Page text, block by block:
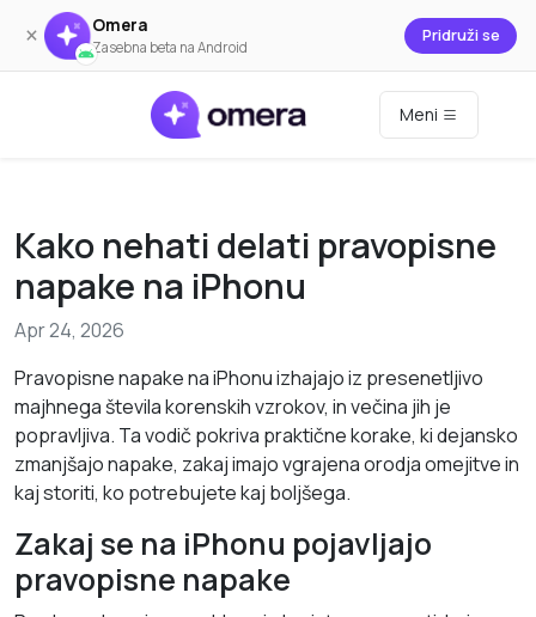
× Omera
Zasebna beta na Android
Pridruži se
Meni
Kako nehati delati pravopisne
napake na iPhonu
Apr 24, 2026
Pravopisne napake na iPhonu izhajajo iz presenetljivo
majhnega števila korenskih vzrokov, in večina jih je
popravljiva. Ta vodič pokriva praktične korake, ki dejansko
zmanjšajo napake, zakaj imajo vgrajena orodja omejitve in
kaj storiti, ko potrebujete kaj boljšega.
Zakaj se na iPhonu pojavljajo
pravopisne napake